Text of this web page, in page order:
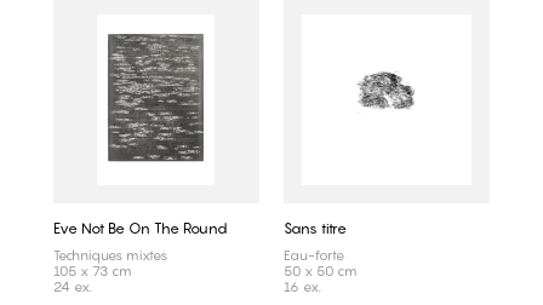
Eve Not Be On The Round
Techniques mixtes
105 x 73 cm
24 ex.
Sans titre
Eau-forte
50 x 50 cm
16 ex.